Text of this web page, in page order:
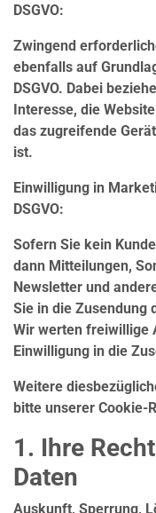
DSGVO:
Zwingend
ebenfalls auf
DSGVO. Dabei
Interesse, die
das zugreifende
ist.
Einwilligung in
DSGVO:
Sofern Sie kein
dann Mitteilungen,
Newsletter und
Sie in die Zusendung
Wir werten freiwillige
Einwilligung in die
Weitere
bitte unserer Cookie-
1. Ihre
Daten
Auskunft, Sperrung,